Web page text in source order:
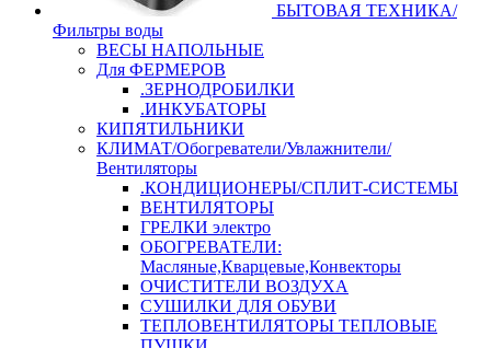
БЫТОВАЯ ТЕХНИКА/
Фильтры воды
ВЕСЫ НАПОЛЬНЫЕ
Для ФЕРМЕРОВ
.ЗЕРНОДРОБИЛКИ
.ИНКУБАТОРЫ
КИПЯТИЛЬНИКИ
КЛИМАТ/Обогреватели/Увлажнители/
Вентиляторы
.КОНДИЦИОНЕРЫ/СПЛИТ-СИСТЕМЫ
ВЕНТИЛЯТОРЫ
ГРЕЛКИ электро
ОБОГРЕВАТЕЛИ:
Масляные,Кварцевые,Конвекторы
ОЧИСТИТЕЛИ ВОЗДУХА
СУШИЛКИ ДЛЯ ОБУВИ
ТЕПЛОВЕНТИЛЯТОРЫ ТЕПЛОВЫЕ